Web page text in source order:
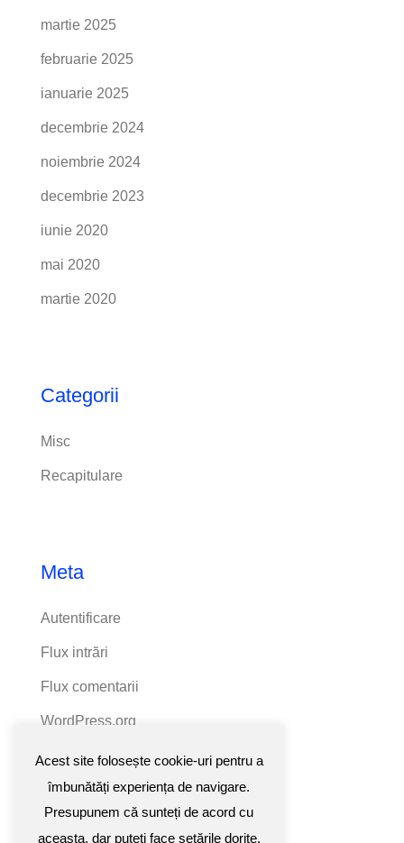
martie 2025
februarie 2025
ianuarie 2025
decembrie 2024
noiembrie 2024
decembrie 2023
iunie 2020
mai 2020
martie 2020
Categorii
Misc
Recapitulare
Meta
Autentificare
Flux intrări
Flux comentarii
WordPress.org
Acest site folosește cookie-uri pentru a
îmbunătăți experiența de navigare.
Presupunem că sunteți de acord cu
aceasta, dar puteți face setările dorite.